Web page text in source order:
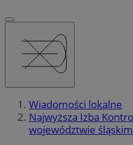
Wiadomości lokalne
Najwyższa Izba
województwie śląskim